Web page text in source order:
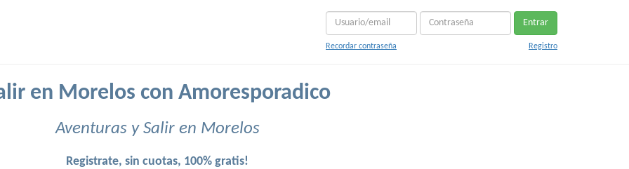
Entrar
Recordar contraseña Registro
en Morelos con Amoresporadico
Aventuras y Salir en Morelos
Registrate, sin cuotas, 100% gratis!